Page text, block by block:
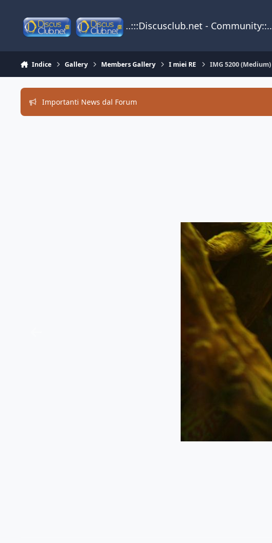
..:::Discusclub.net - Community::..
Indice Gallery Members Gallery I miei RE IMG 5200 (Medium)
Importanti News dal Forum